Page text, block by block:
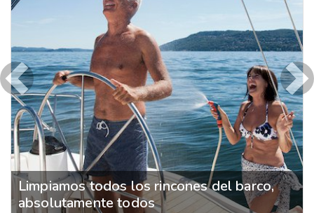
Limpiamos todos los rincones del barco,
absolutamente todos
Previous